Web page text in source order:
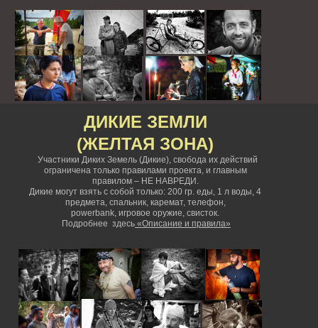
ДИКИЕ ЗЕМЛИ
(ЖЕЛТАЯ ЗОНА)
Участники Диких Земель (Дикие), свобода их действий
ограничена только правилами проекта, и главным
правилом – НЕ НАВРЕДИ.
Дикие могут взять с собой только: 200 гр. еды, 1 л воды, 4
предмета, спальник, каремат, телефон,
powerbank, игровое оружие, свисток.
Подробнее здесь «Описание и правила»